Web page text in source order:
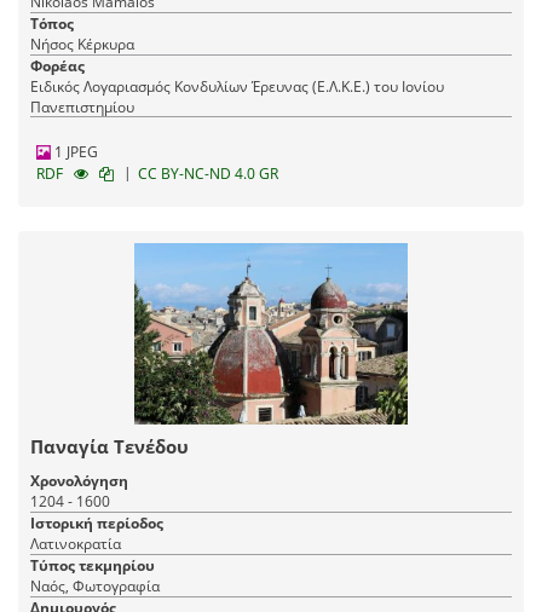
Τόπος
Νήσος Κέρκυρα
Φορέας
Ειδικός Λογαριασμός Κονδυλίων Έρευνας (Ε.Λ.Κ.Ε.) του Ιονίου
Πανεπιστημίου
1 JPEG
RDF
| CC BY-NC-ND 4.0 GR
Παναγία Τενέδου
Χρονολόγηση
1204 - 1600
Ιστορική περίοδος
Λατινοκρατία
Τύπος τεκμηρίου
Ναός, Φωτογραφία